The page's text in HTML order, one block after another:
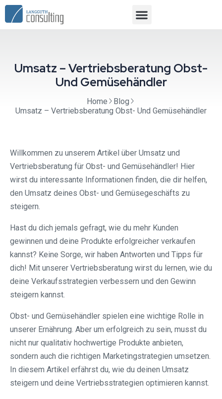
Umsatz – Vertriebsberatung Obst-
Und Gemüsehändler
Home
Blog
Umsatz – Vertriebsberatung Obst- Und Gemüsehändler
Willkommen zu unserem Artikel über Umsatz und
Vertriebsberatung für Obst- und Gemüsehändler! Hier
wirst du interessante Informationen finden, die dir helfen,
den Umsatz deines Obst- und Gemüsegeschäfts zu
steigern.
Hast du dich jemals gefragt, wie du mehr Kunden
gewinnen und deine Produkte erfolgreicher verkaufen
kannst? Keine Sorge, wir haben Antworten und Tipps für
dich! Mit unserer Vertriebsberatung wirst du lernen, wie du
deine Verkaufsstrategien verbessern und den Gewinn
steigern kannst.
Obst- und Gemüsehändler spielen eine wichtige Rolle in
unserer Ernährung. Aber um erfolgreich zu sein, musst du
nicht nur qualitativ hochwertige Produkte anbieten,
sondern auch die richtigen Marketingstrategien umsetzen.
In diesem Artikel erfährst du, wie du deinen Umsatz
steigern und deine Vertriebsstrategien optimieren kannst.